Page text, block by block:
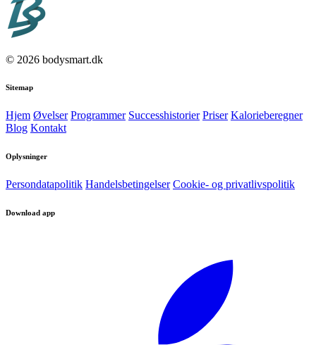
© 2026 bodysmart.dk
Sitemap
Hjem Øvelser Programmer Successhistorier Priser Kalorieberegner
Blog Kontakt
Oplysninger
Persondatapolitik Handelsbetingelser Cookie- og privatlivspolitik
Download app